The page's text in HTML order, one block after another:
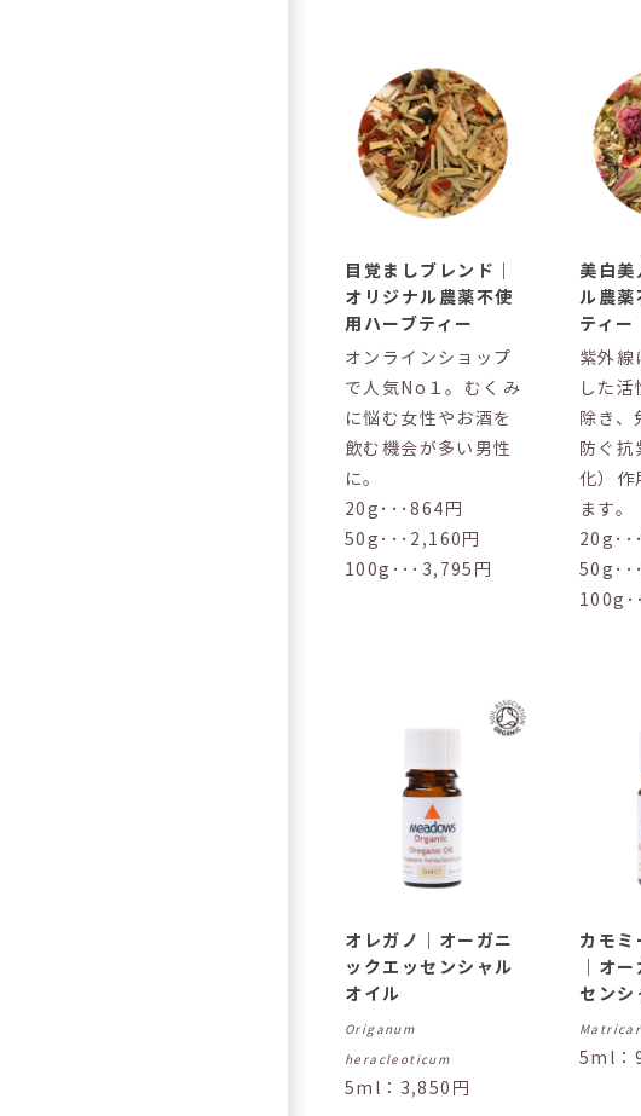
目覚ましブレンド｜
オリジナル農薬不使
用ハーブティー
オンラインショップ
で人気No１。むくみ
に悩む女性やお酒を
飲む機会が多い男性
に。
20g･･･864円
50g･･･2,160円
100g･･･3,795円
美白美
ル農薬
ティー
紫外線
した活
除き、
防ぐ抗
化）作
ます。
20g･･
50g･･
100g･
オレガノ｜オーガニ
ックエッセンシャル
オイル
Origanum
heracleoticum
5ml：3,850円
カモミ
｜オ
センシ
5ml：